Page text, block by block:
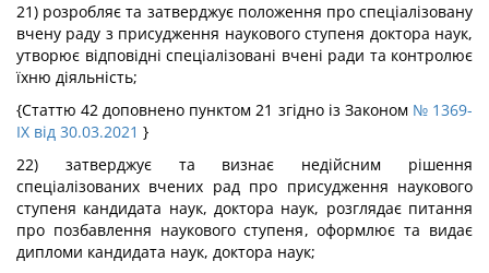
21) розробляє та затверджує положення про спеціалізовану
вчену раду з присудження наукового ступеня доктора наук,
утворює відповідні спеціалізовані вчені ради та контролює
їхню діяльність;
{Статтю 42 доповнено пунктом 21 згідно із Законом № 1369-
IX від 30.03.2021 }
22) затверджує та визнає недійсним рішення
спеціалізованих вчених рад про присудження наукового
ступеня кандидата наук, доктора наук, розглядає питання
про позбавлення наукового ступеня, оформлює та видає
дипломи кандидата наук, доктора наук;